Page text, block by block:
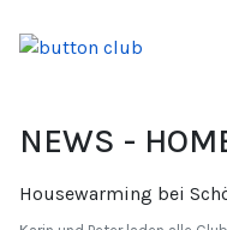
NEWS -
Housewarming bei